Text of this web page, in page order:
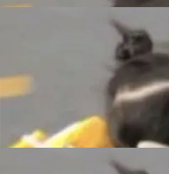
内核...
迈入新的发
为“AI版维基百
状态。 Groki
工智能生成内
众包百科网站
调查发现，无论
出现近期更
Bean、写 R
、
一行翻译文
模块围绕三
：
与 Iceb
是缺失的那一
进一步支